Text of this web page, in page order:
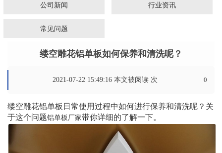
公司新闻 行业资讯
常见问题
缕空雕花铝单板如何保养和清洗呢？
2021-07-22 15:49:16 本文被阅读 0
次
缕空雕花铝单板日常使用过程中如何进行保养和清洗呢？关
于这个问题铝单板厂家带你详细的了解一下。